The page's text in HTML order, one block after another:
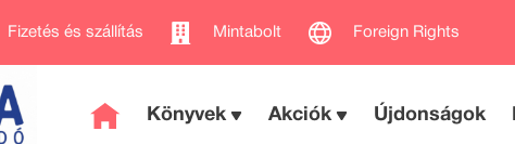
Fizetés és szállítás Mintabolt Foreign Rights
Könyvek Akciók Újdonságok